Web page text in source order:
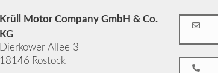
Krüll Motor Company GmbH & Co.
KG
Dierkower Allee 3
18146 Rostock